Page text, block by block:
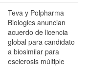
Teva y Polpharma
Biologics anuncian
acuerdo de licencia
global para candidato
a biosimilar para
esclerosis múltiple